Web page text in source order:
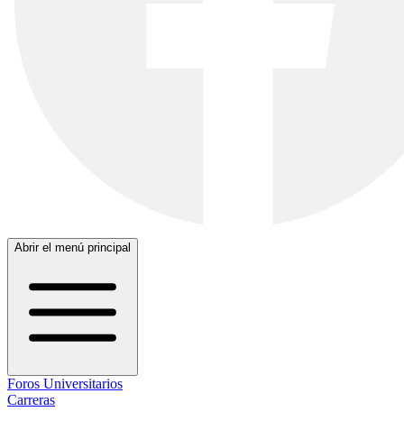
Abrir el menú principal
Foros Universitarios
Carreras